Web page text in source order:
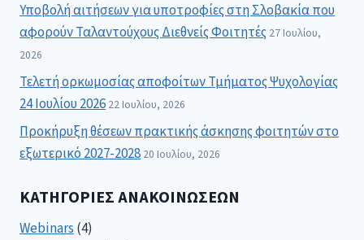
Υποβολή αιτήσεων για υποτροφίες στη Σλοβακία που
αφορούν Ταλαντούχους Διεθνείς Φοιτητές 27 Ιουλίου,
2026
Τελετή ορκωμοσίας αποφοίτων Τμήματος Ψυχολογίας
24 Ιουλίου 2026 22 Ιουλίου, 2026
Προκήρυξη θέσεων πρακτικής άσκησης φοιτητών στο
εξωτερικό 2027-2028 20 Ιουλίου, 2026
ΚΑΤΗΓΟΡΊΕΣ ΑΝΑΚΟΙΝΏΣΕΩΝ
Webinars(4)